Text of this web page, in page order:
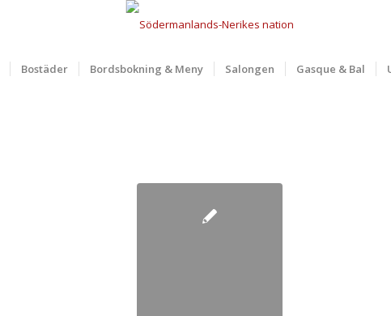
Bostäder Bordsbokning & Meny Salongen Gasque & Bal